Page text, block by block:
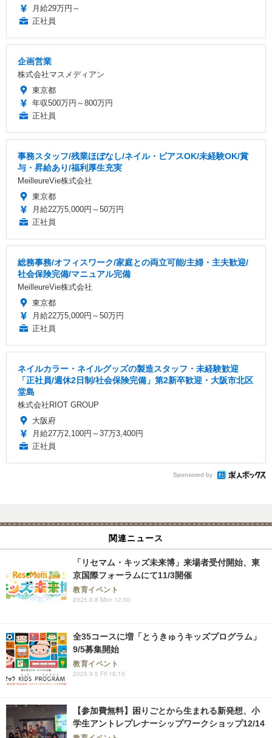
月給29万円～
正社員
企画営業
株式会社マスメディアン
東京都
年収500万円～800万円
正社員
事務スタッフ/残業ほぼなし/ネイル・ピアスOK/未経験OK/賞
与・昇給あり/福利厚生充実
MeilleureVie株式会社
東京都
月給22万5,000円～50万円
正社員
総務事務/オフィスワーク/家庭との両立可能/主婦・主夫歓迎/
社会保険完備/マニュアル完備
MeilleureVie株式会社
東京都
月給22万5,000円～50万円
正社員
ネイルカラー・ネイルグッズの製造スタッフ・未経験歓迎
「正社員/週休2日制/社会保険完備」第2新卒歓迎・大阪市北区
堂島
株式会社RIOT GROUP
大阪府
月給27万2,100円～37万3,400円
正社員
Sponsored by
関連ニュース
「リセマム・キッズ未来博」来場者受付開始、東
京国際フォーラムにて11/3開催
教育イベント
2025.9.8 Mon 12:00
全35コースに増「とうきゅうキッズプログラム」
9/5募集開始
教育イベント
2025.9.5 Fri 16:15
【参加費無料】困りごとから生まれる新発想、小
学生アントレプレナーシップワークショップ12/14